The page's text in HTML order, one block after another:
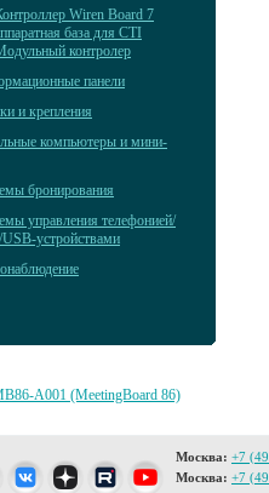
Wiren Board 7
база для CTI
контролер
панели
и крепления
компьютеры и мини-
бронирования
управления телефонией/
устройствами
Москва: +7
Москва: +7